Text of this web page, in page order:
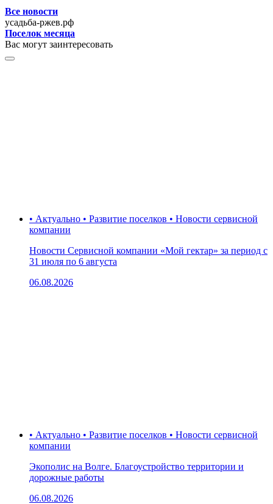
Все новости
усадьба-ржев.рф
Поселок месяца
Вас могут заинтересовать
• Актуально • Развитие поселков • Новости сервисной
компании
Новости Сервисной компании «Мой гектар» за период с
31 июля по 6 августа
06.08.2026
• Актуально • Развитие поселков • Новости сервисной
компании
Экополис на Волге. Благоустройство территории и
дорожные работы
06.08.2026